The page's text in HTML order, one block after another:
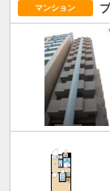
マンション